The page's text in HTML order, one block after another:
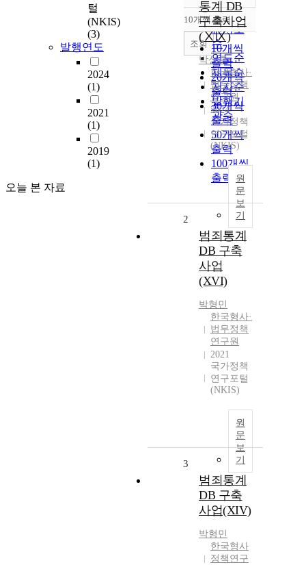
털
(NKIS)
(3)
발행연도
2024
(1)
2021
(1)
2019
(1)
오늘 본 자료
순
인기도
순
연도순
제목순
저자순
발행기
관순
내림차순
10개씩 출력
10개씩
출력
20개씩
출력
30개씩
출력
50개씩
출력
100개씩
출력
조회
통계 DB
구축사업
(ⅩⅨ)
박성훈
한국형사·
법무정책
연구원
2024
국가정책
연구포털
(NKIS)
원
문
보
기
2
범죄통계
DB 구축
사업
(XVI)
박형민
한국형사·
법무정책
연구원
2021
국가정책
연구포털
(NKIS)
원
문
보
기
3
범죄통계
DB 구축
사업(XIV)
박형민
한국형사
정책연구